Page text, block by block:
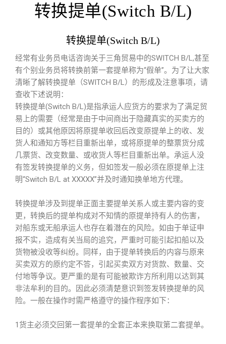
转换提单(Switch B/L)
转换提单(Switch B/L)
经常有业务员电话咨询关于三角贸易中的SWITCH B/L,甚至
有个别业务员将转换前第一套提单称为“假单”。为了让大家
清晰了解转换提单（SWITCH B/L）的形成及注意事项，请
查收下述说明：
转换提单(Switch B/L)是指承运人应货方的要求为了满足贸
易上的需要（经常是由于中间商出于隐藏真实的买卖方的
目的）或其他原因将原提单收回后改变原提单上的收、发
货人和通知方等栏目重新出单，或将原提单的整票货分成
几票货、改变数量、或收货人等栏目重新出单。承运人没
有签发转换提单的义务，但如签发一般必须在原提单上注
明“Switch B/L at XXXXX”并及时通知换单地方代理。
转换提单涉及到提单正面主要提单关系人或主要内容的变
更，转换后的提单构成对不知情的原提单持有人的伤害，
对船东或无船承运人也存在着潜在的风险。如由于单证申
报不实，造成有关当局的追究，严重时可能引起扣船以及
货物被没收等纠纷。同样，由于提单转换后的内容与原来
买卖双方的原约定不答，引起买卖双方对货款、数量、交
付地等争议。更严重的是有可能被欺诈方所利用以达到其
非法牟利的目的。因此必须清楚意识到签发转换提单的风
险。一般在操作时需严格遵守的操作程序如下：
1货主必须交回第一套提单的全套正本来换取第二套提单。